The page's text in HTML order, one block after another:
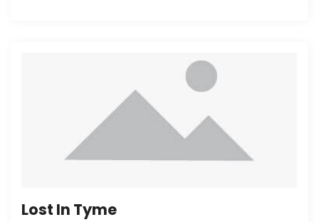
Lost In Tyme